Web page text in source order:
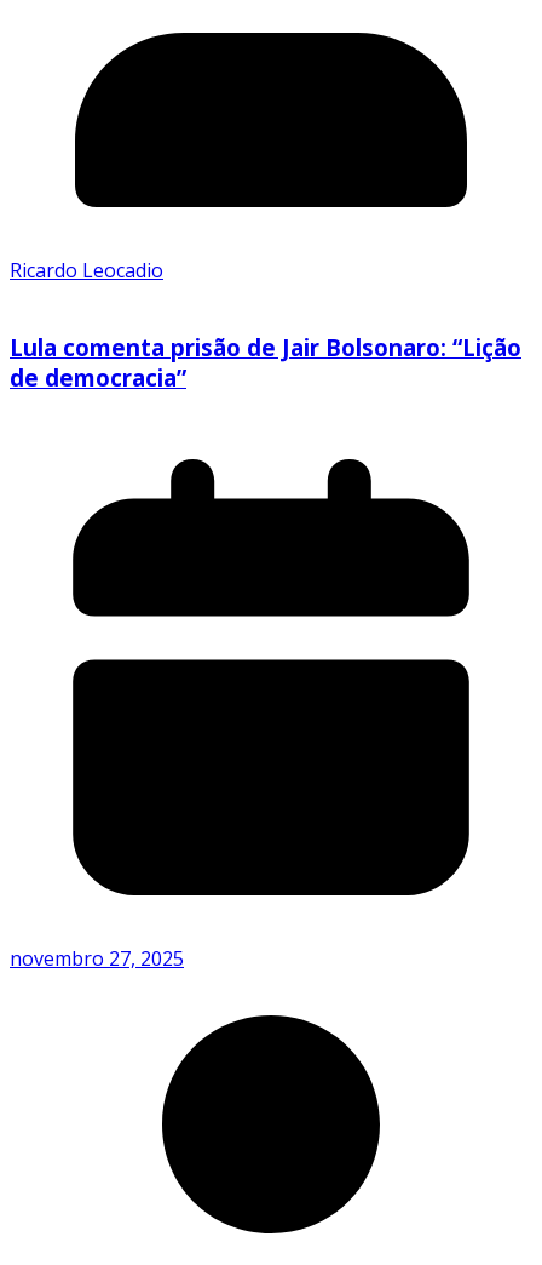
Ricardo Leocadio
Lula comenta prisão de Jair Bolsonaro: “Lição
de democracia”
novembro 27, 2025